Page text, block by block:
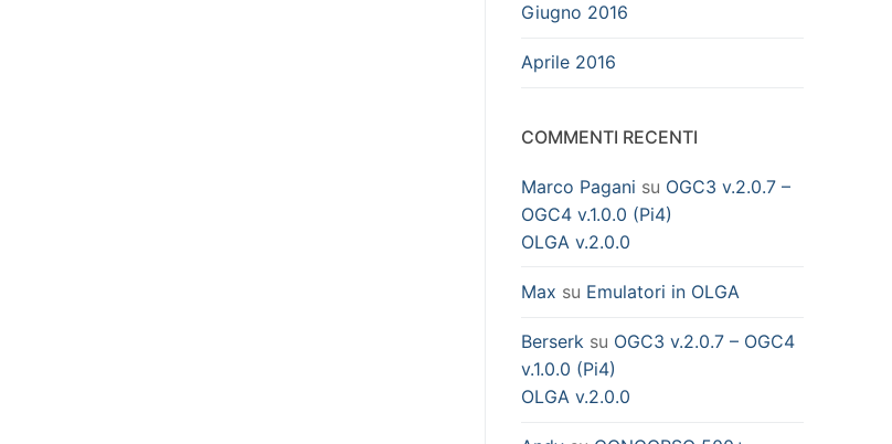
Giugno 2016
Aprile 2016
COMMENTI RECENTI
Marco Pagani su OGC3 v.2.0.7 –
OGC4 v.1.0.0 (Pi4)
OLGA v.2.0.0
Max su Emulatori in OLGA
Berserk su OGC3 v.2.0.7 – OGC4
v.1.0.0 (Pi4)
OLGA v.2.0.0